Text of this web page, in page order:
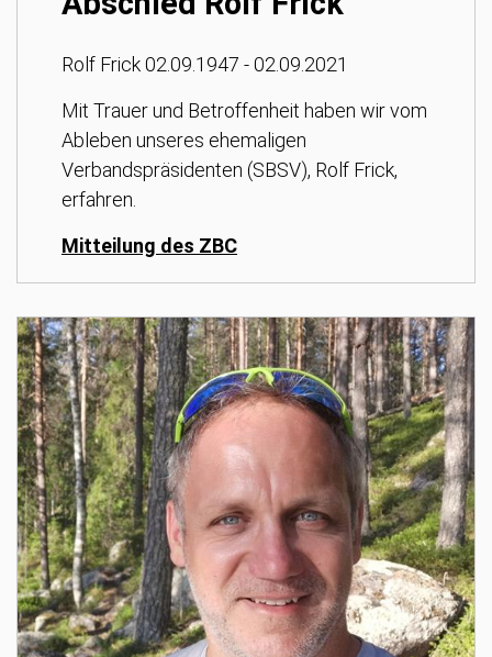
Rolf Frick 02.09.1947 - 02.09.2021
Mit Trauer und Betroffenheit haben wir vom
Ableben unseres ehemaligen
Verbandspräsidenten (SBSV), Rolf Frick,
erfahren.
Mitteilung des ZBC